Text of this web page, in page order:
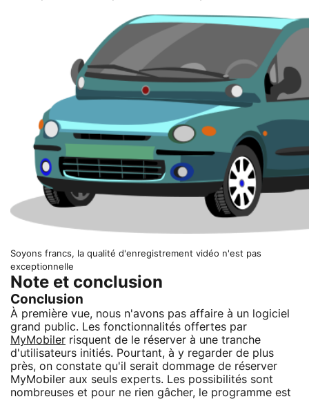
Soyons francs, la qualité d'enregistrement vidéo n'est pas
exceptionnelle
Note et conclusion
Conclusion
À première vue, nous n'avons pas affaire à un logiciel
grand public. Les fonctionnalités offertes par
MyMobiler risquent de le réserver à une tranche
d'utilisateurs initiés. Pourtant, à y regarder de plus
près, on constate qu'il serait dommage de réserver
MyMobiler aux seuls experts. Les possibilités sont
nombreuses et pour ne rien gâcher, le programme est